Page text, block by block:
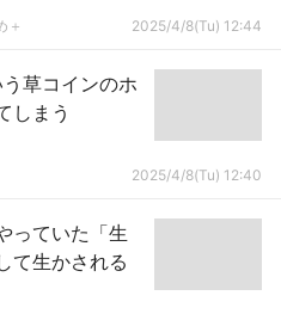
＋ 2025/4/8(Tu) 12:44
う草コインのホ
しまう
2025/4/8(Tu) 12:40
っていた「生
て生かされる